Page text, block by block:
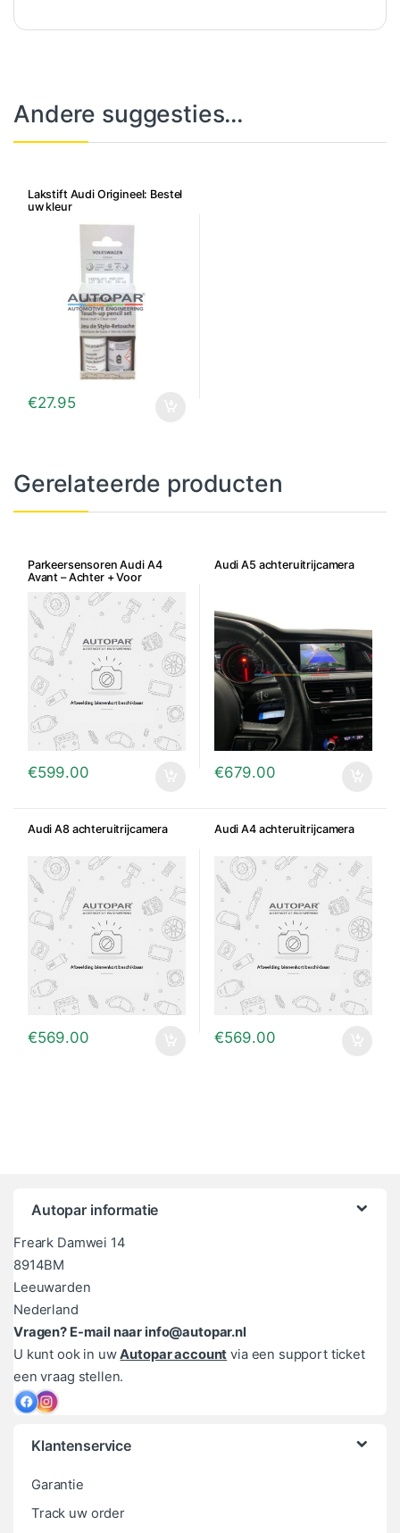
Andere suggesties…
Lakstift Audi Origineel: Bestel
uw kleur
€27.95
Gerelateerde producten
Parkeersensoren Audi A4
Avant – Achter + Voor
€599.00
Audi A5 achteruitrijcamera
€679.00
Audi A8 achteruitrijcamera
€569.00
Audi A4 achteruitrijcamera
€569.00
Autopar informatie
Freark Damwei 14
8914BM
Leeuwarden
Nederland
Vragen? E-mail naar info@autopar.nl
U kunt ook in uwAutopar account via een support ticket
een vraag stellen.
Klantenservice
Garantie
Track uw order